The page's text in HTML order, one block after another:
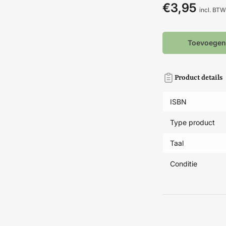
Normale
€3,95 incl. BTW
Product details
ISBN
Type product
Taal
Conditie